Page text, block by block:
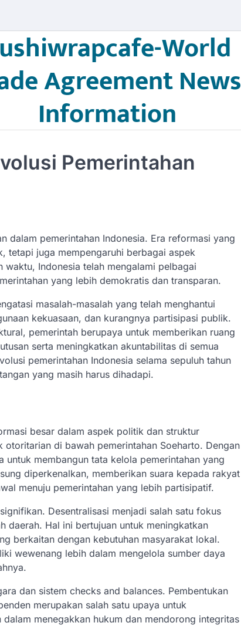
World
Agreement News
Information
Pemerintahan
dalam pemerintahan Indonesia. Era reformasi yang
tetapi juga mempengaruhi berbagai aspek
Indonesia telah mengalami pelbagai
yang lebih demokratis dan transparan.
masalah-masalah yang telah menghantui
kekuasaan, dan kurangnya partisipasi publik.
pemerintah berupaya untuk memberikan ruang
serta meningkatkan akuntabilitas di semua
pemerintahan Indonesia selama sepuluh tahun
yang masih harus dihadapi.
besar dalam aspek politik dan struktur
di bawah pemerintahan Soeharto. Dengan
untuk membangun tata kelola pemerintahan yang
diperkenalkan, memberikan suara kepada rakyat
menuju pemerintahan yang lebih partisipatif.
Desentralisasi menjadi salah satu fokus
daerah. Hal ini bertujuan untuk meningkatkan
berkaitan dengan kebutuhan masyarakat lokal.
wewenang lebih dalam mengelola sumber daya
dan sistem checks and balances. Pembentukan
merupakan salah satu upaya untuk
menegakkan hukum dan mendorong integritas